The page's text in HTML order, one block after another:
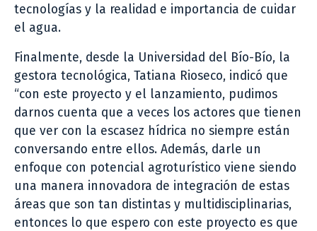
tecnologías y la realidad e importancia de cuidar
el agua.
Finalmente, desde la Universidad del Bío-Bío, la
gestora tecnológica, Tatiana Rioseco, indicó que
“con este proyecto y el lanzamiento, pudimos
darnos cuenta que a veces los actores que tienen
que ver con la escasez hídrica no siempre están
conversando entre ellos. Además, darle un
enfoque con potencial agroturístico viene siendo
una manera innovadora de integración de estas
áreas que son tan distintas y multidisciplinarias,
entonces lo que espero con este proyecto es que